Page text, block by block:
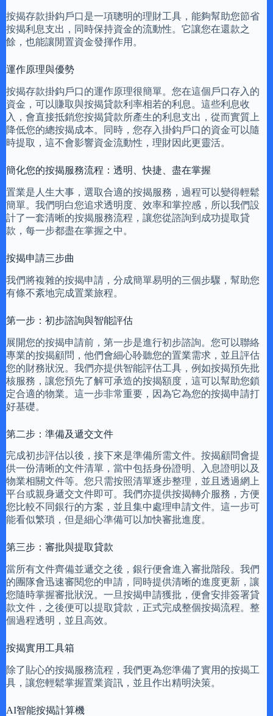
按揭存款掛鈎戶口是一項聰明的理財工具，能夠幫助您節省
按揭利息支出，同時保持資金的流動性。它讓您在還款之
餘，也能讓閒置資金發揮作用。
運作原理與優勢
按揭存款掛鈎戶口的運作原理很簡單。您在這個戶口存入的
資金，可以賺取與按揭貸款利率相若的利息。這些利息收
入，會直接抵銷您按揭貸款所產生的利息支出，從而實質上
降低您的總按揭成本。同時，您存入掛鈎戶口的資金可以隨
時提取，這不會影響資金流動性，理財因此更靈活。
簡化您的按揭服務流程：透明、快捷、盡在掌握
置業是人生大事，選取合適的按揭服務，過程可以變得輕鬆
簡單。我們明白您追求透明度、效率和掌控感，所以我們設
計了一套清晰的按揭服務流程，讓您從諮詢到成功提取貸
款，每一步都盡在掌握之中。
按揭申請三步曲
我們將複雜的按揭申請，分成簡單易明的三個步驟，幫助您
有條不紊地完成置業旅程。
第一步：初步諮詢與智能評估
展開您的按揭申請前，第一步是進行初步諮詢。您可以聯絡
專業的按揭顧問，他們會細心聆聽您的置業需求，並且評估
您的財務狀況。我們亦提供智能評估工具，例如按揭預先批
核服務，讓您預先了解可承造的按揭額度，這可以幫助您鎖
定合適的物業。這一步非常重要，因為它為您的按揭申請打
好基礎。
第二步：準備及遞交文件
完成初步評估以後，接下來是準備所需文件。按揭顧問會提
供一份清晰的文件清單，當中包括身份證明、入息證明以及
物業相關文件等。您只需按照清單逐步整理，並且透過網上
平台或親身遞交文件即可。我們亦提供按揭轉介服務，方便
您比較不同銀行的方案，並且集中處理申請文件。這一步可
能看似繁瑣，但是細心準備可以加快審批進度。
第三步：審批與提取貸款
當所有文件齊備並遞交之後，銀行便會進入審批階段。我們
的團隊會迅速審閱您的申請，同時提供清晰的進度更新，讓
您隨時掌握審批狀況。一旦按揭申請獲批，便會安排簽署貸
款文件，之後便可以提取貸款，正式完成整個按揭流程。整
個過程透明，並且高效。
按揭實用工具箱
除了貼心的按揭服務流程，我們更為您準備了實用的按揭工
具，讓您輕鬆掌握置業資訊，並且作出精明決策。
AI智能按揭計算機